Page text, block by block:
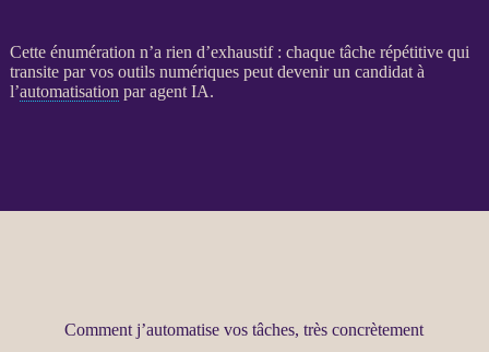
Cette énumération n’a rien d’exhaustif : chaque tâche répétitive qui
transite par vos outils numériques peut devenir un candidat à
l’automatisation paragent IA.
Comment j’automatise vos tâches, très concrètement